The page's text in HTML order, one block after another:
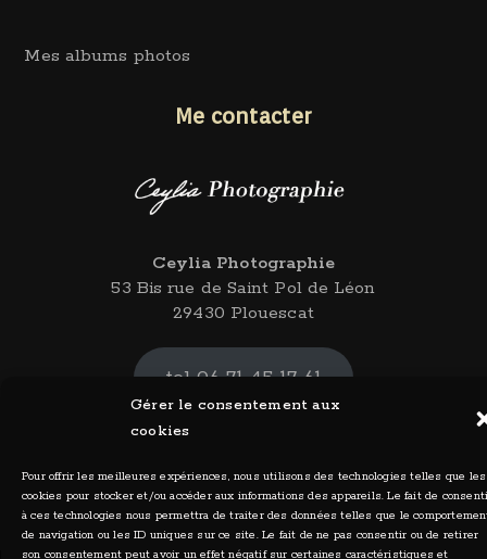
Gérer le consentement aux
cookies
Pour offrir les meilleures expériences, nous utilisons des technologies telles que les
cookies pour stocker et/ou accéder aux informations des appareils. Le fait de
à ces technologies nous permettra de traiter des données telles que le
de navigation ou les ID uniques sur ce site. Le fait de ne pas consentir ou de retirer
son consentement peut avoir un effet négatif sur certaines caractéristiques et
Mes albums photos
Me contacter
Ceylia Photographie
53 Bis rue de Saint Pol de Léon
29430 Plouescat
tel 06 71 45 17 61